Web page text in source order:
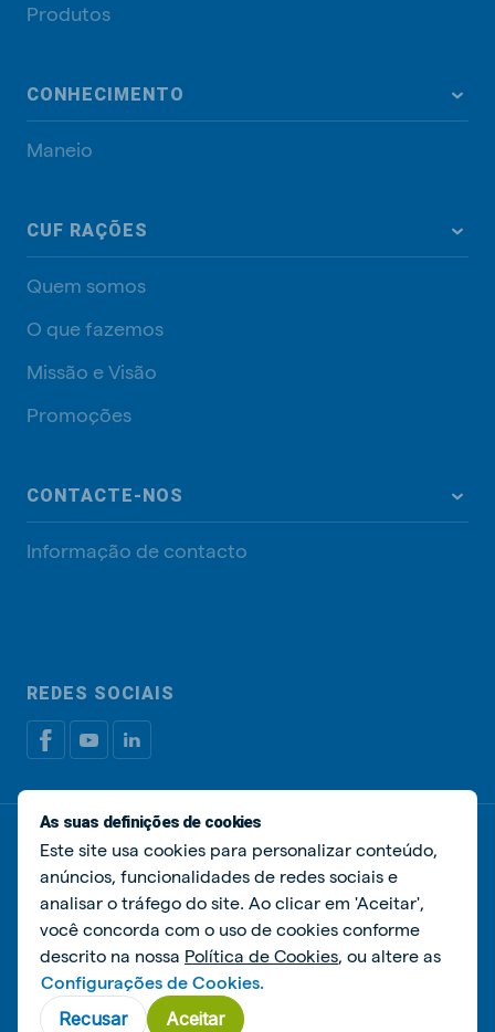
Produtos
CONHECIMENTO
Maneio
CUF RAÇÕES
Quem somos
O que fazemos
Missão e Visão
Promoções
CONTACTE-NOS
Informação de contacto
REDES SOCIAIS
Política de privacidadePolítica de cookies
Livro de Reclamações
Gerir cookies
© De Heus Nutrição Animal
As suas definições de cookies
Este site usa cookies para personalizar conteúdo,
anúncios, funcionalidades de redes sociais e
analisar o tráfego do site. Ao clicar em 'Aceitar',
você concorda com o uso de cookies conforme
descrito na nossa Política de Cookies, ou altere as
Configurações de Cookies.
Recusar Aceitar